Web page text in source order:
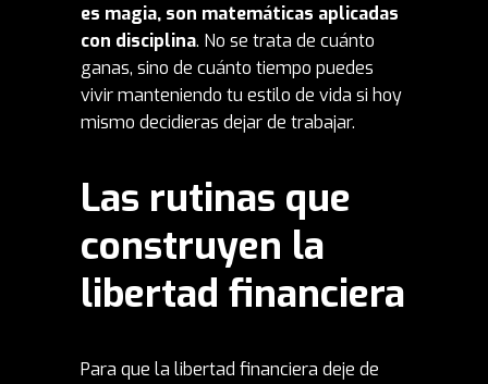
es magia, son matemáticas aplicadas
con disciplina. No se trata de cuánto
ganas, sino de cuánto tiempo puedes
vivir manteniendo tu estilo de vida si hoy
mismo decidieras dejar de trabajar.
Las rutinas que
construyen la
libertad financiera
Para que la libertad financiera deje de